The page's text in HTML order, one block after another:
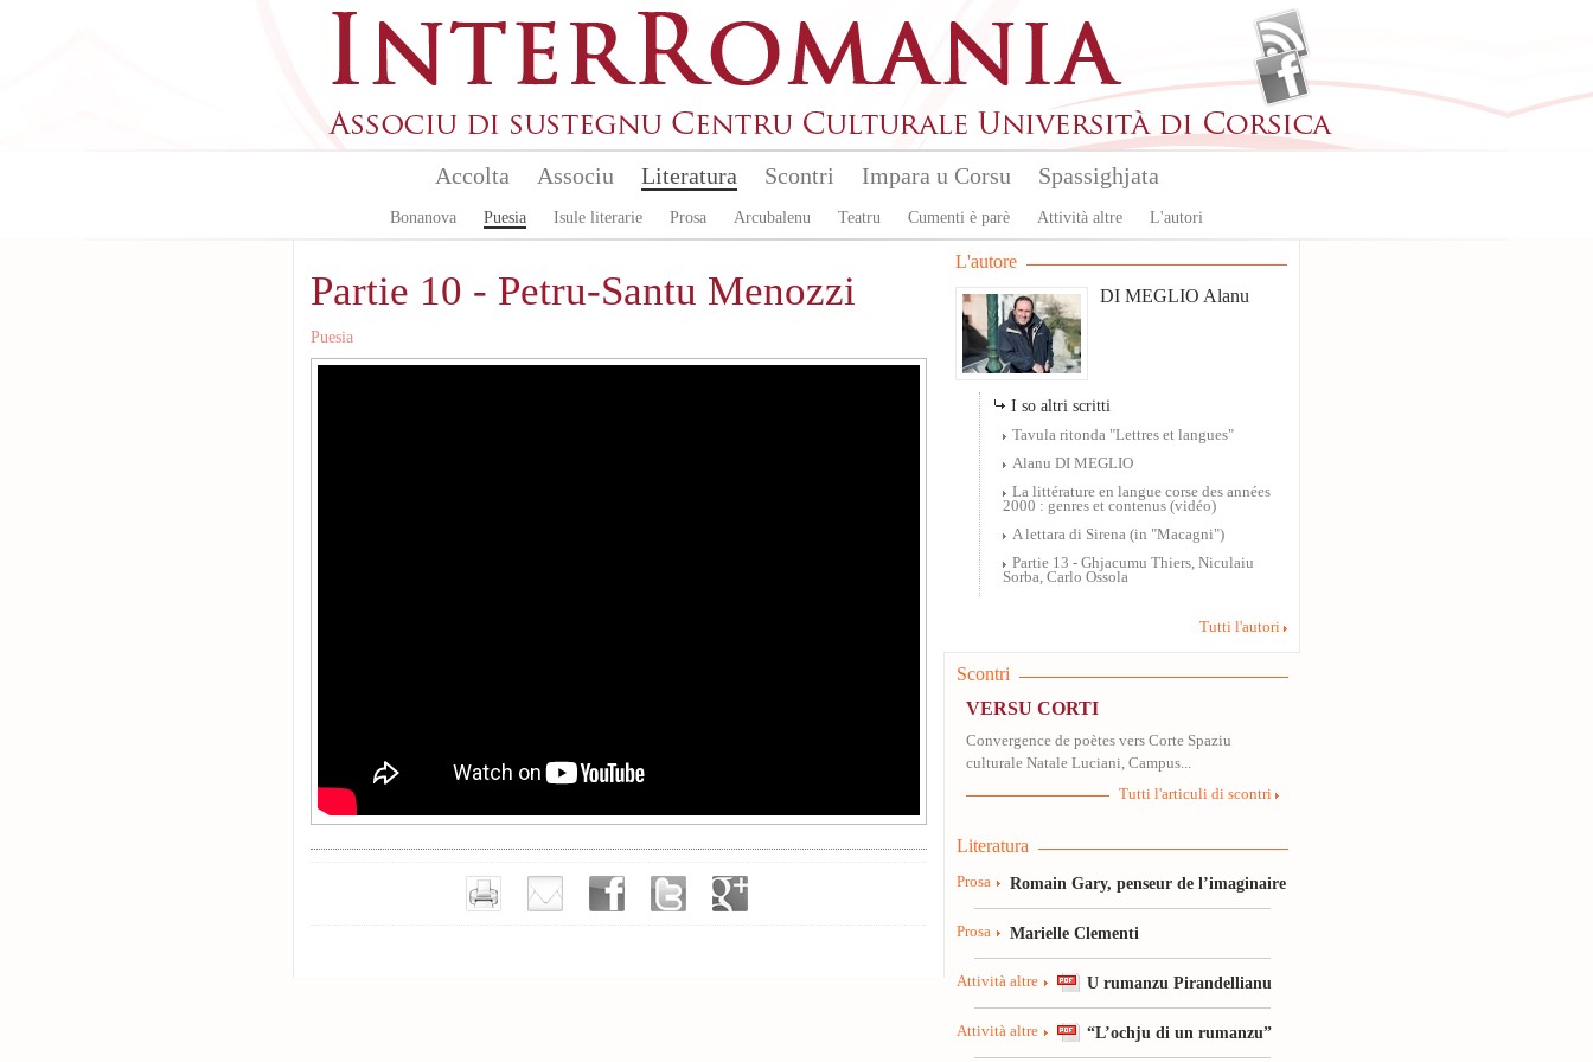
Accolta Associu Literatura
Bonanova Puesia Isule literarie Prosa Arcubalenu Teatru Cumenti è parè Attività altre L'autori
Scontri Impara u Corsu Spassighjata
Partie 10 - Petru-Santu Menozzi
Puesia
L'autore
DI MEGLIO Alanu
I so altri scritti
Tavula ritonda "Lettres et langues"
Alanu DI MEGLIO
La littérature en langue corse des années
2000 : genres et contenus (vidéo)
A lettara di Sirena (in "Macagni")
Partie 13 - Ghjacumu Thiers, Niculaiu
Sorba, Carlo Ossola
Tutti l'autori
Scontri
VERSU CORTI
Convergence de poètes vers Corte Spaziu
culturale Natale Luciani, Campus...
Tutti l'articuli di scontri
Literatura
Prosa Romain Gary, penseur de l’imaginaire
Prosa Marielle Clementi
Attività altre U rumanzu Pirandellianu
Attività altre “L’ochju di un rumanzu”